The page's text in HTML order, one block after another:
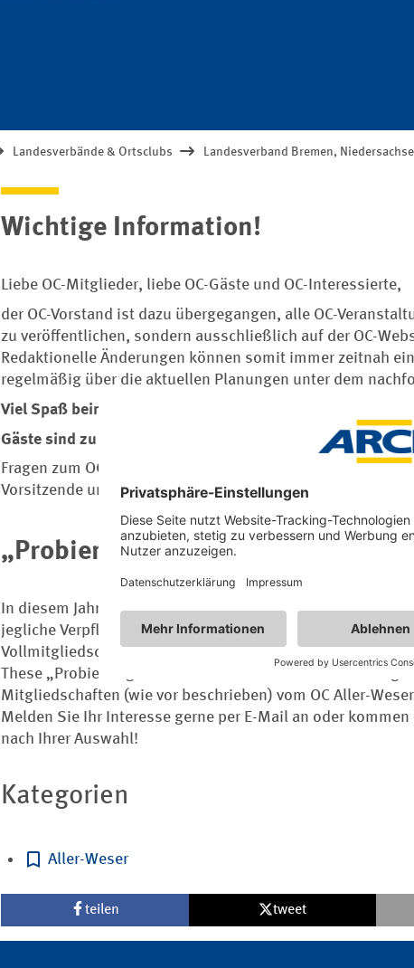
Landesverbände & Ortsclubs Landesverband Bremen,
Wichtige Information!
Liebe OC-Mitglieder, liebe OC-Gäste und OC-Interessierte,
der OC-Vorstand ist dazu übergegangen, alle OC-
zu veröffentlichen, sondern ausschließlich auf der OC-
Redaktionelle Änderungen können somit immer zeitnah
regelmäßig über die aktuellen Planungen unter dem
Viel Spaß beim Blättern und Stöbern!
Gäste sind zu allen OC-Veranstaltungen immer herzlich
Fragen zum OC Aller-Weser und zu den einzelnen
Vorsitzende unter den dargestellten Kontaktdaten.
„Probieren geht über Studieren“!!
In diesem Jahr haben Sie die Möglichkeit, den ARCD und
jegliche Verpflichtung – mit allen Leistungsinhalten
Vollmitgliedschaft und muss auch nicht rechtzeitig vor
These „Probieren geht über Studieren“ in vollem Umfang
Mitgliedschaften (wie vor beschrieben) vom OC Aller-
Melden Sie Ihr Interesse gerne per E-Mail an oder
nach Ihrer Auswahl!
Kategorien
Aller-Weser
teilen tweet